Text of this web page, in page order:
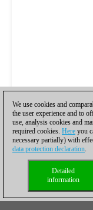
We use cookies and
the user experience and to
use, analysis cookies and
required cookies. Here you
necessary partially) with
data protection declaration.
Detailed
information